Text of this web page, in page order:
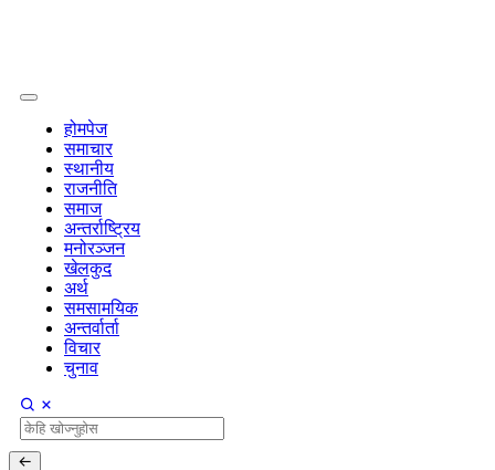
होमपेज
समाचार
स्थानीय
राजनीति
समाज
अन्तर्राष्ट्रिय
मनोरञ्जन
खेलकुद
अर्थ
समसामयिक
अन्तर्वार्ता
विचार
चुनाव